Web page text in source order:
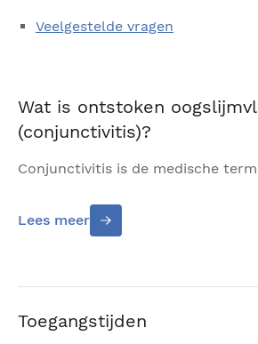
Veelgestelde vragen
Wat is ontstoken
(conjunctivitis)?
Conjunctivitis is de medische
voorkomende oorzaak van een
Bij irritatie zetten deze vaatjes
oog rood wordt. Bergman Clinics |
gespecialiseerd in de behandeling
Lees meer
Toegangstijden